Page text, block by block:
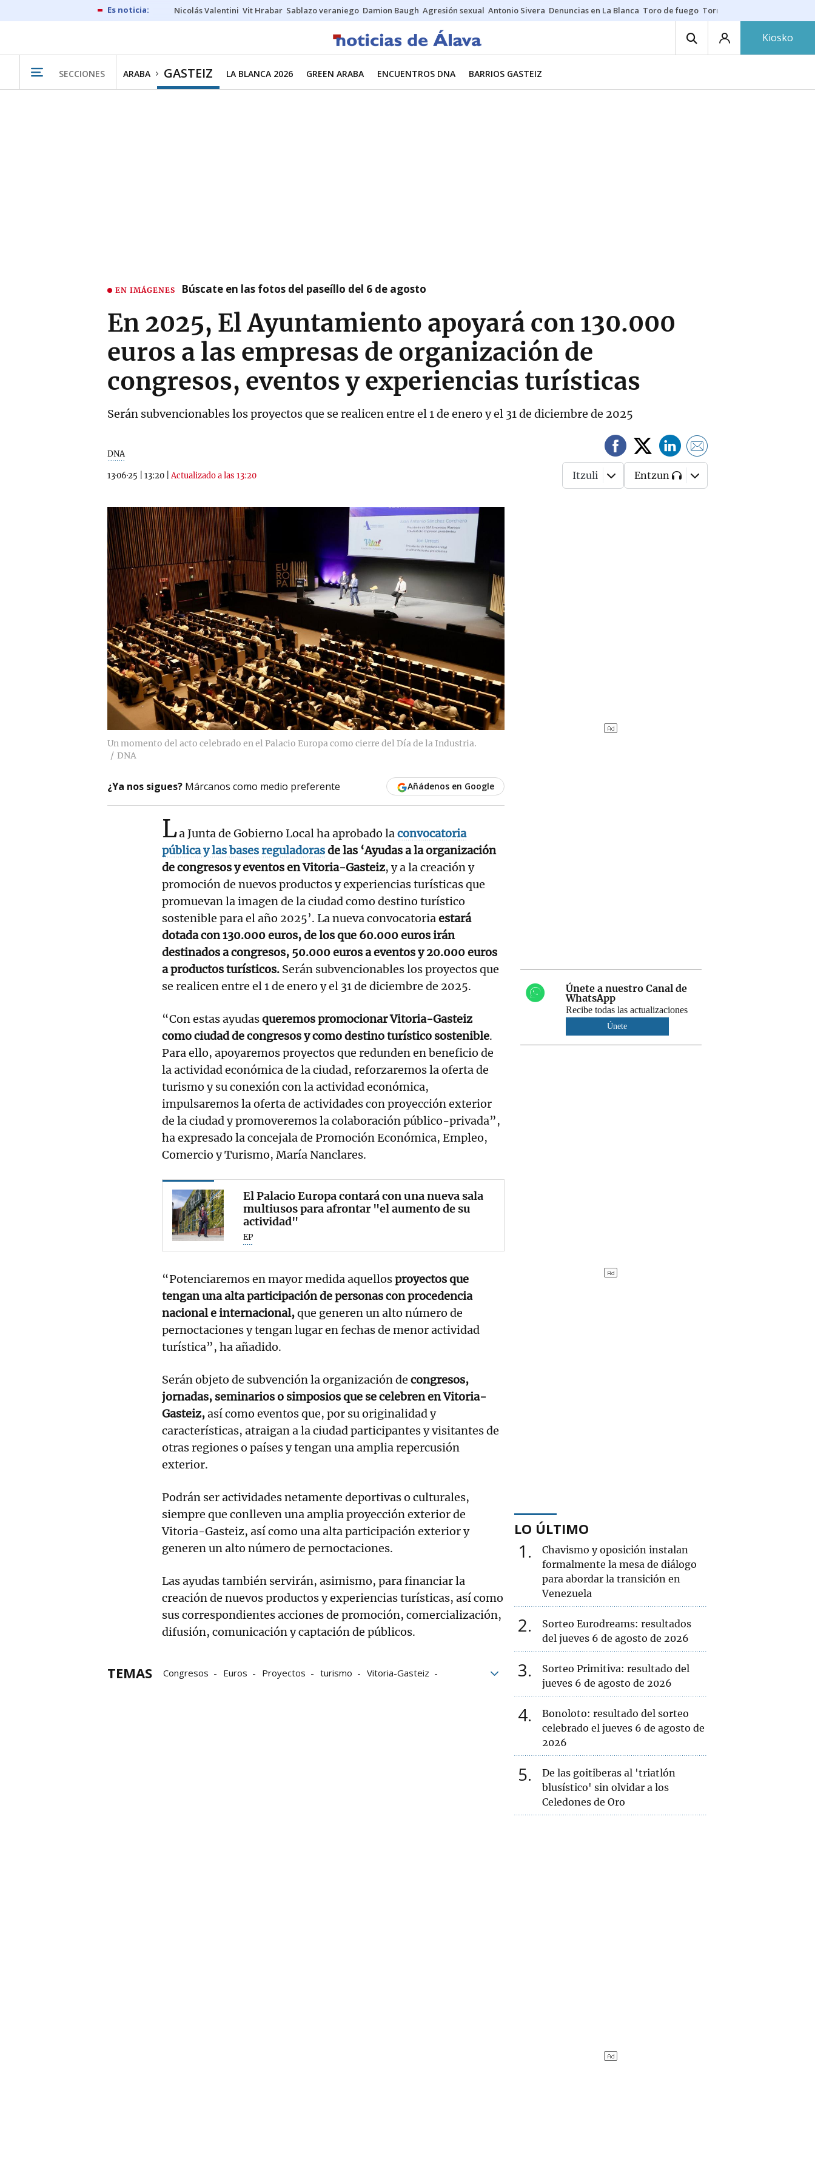
Nicolás Valentini Vit Hrabar Sablazo veraniego Damion Baugh Agresión sexual Antonio Sivera Denuncias en La Blanca Toro de fuego Tornike Shengelia
Kiosko
SECCIONES ARABA GASTEIZ LA BLANCA 2026 GREEN ARABA ENCUENTROS DNA BARRIOS GASTEIZ
EN IMÁGENES Búscate en las fotos del paseíllo del 6 de agosto
En 2025, El Ayuntamiento apoyará con 130.000
euros a las empresas de organización de
congresos, eventos y experiencias turísticas
Serán subvencionables los proyectos que se realicen entre el 1 de enero y el 31 de diciembre de 2025
DNA
13·06·25 13:20 |Actualizado a las 13:20 Itzuli Entzun
Un momento del acto celebrado en el Palacio Europa como cierre del Día de la Industria.
DNA
¿Ya nos sigues? Márcanos como medio preferente Añádenos en Google
La Junta de Gobierno Local ha aprobado laconvocatoria
pública y las bases reguladorasde las ‘Ayudas a la organización
de congresos y eventos en Vitoria-Gasteiz, y a la creación y
promoción de nuevos productos y experiencias turísticas que
promuevan la imagen de la ciudad como destino turístico
sostenible para el año 2025’. La nueva convocatoriaestará
dotada con 130.000 euros, de los que 60.000 euros irán
destinados a congresos, 50.000 euros a eventos y 20.000 euros
a productos turísticos. Serán subvencionables los proyectos que
se realicen entre el 1 de enero y el 31 de diciembre de 2025.
“Con estas ayudasqueremos promocionar Vitoria-Gasteiz
como ciudad de congresos y como destino turístico sostenible.
Para ello, apoyaremos proyectos que redunden en beneficio de
la actividad económica de la ciudad, reforzaremos la oferta de
turismo y su conexión con la actividad económica,
impulsaremos la oferta de actividades con proyección exterior
de la ciudad y promoveremos la colaboración público-privada”,
ha expresado la concejala de Promoción Económica, Empleo,
Comercio y Turismo, María Nanclares.
El Palacio Europa contará con una nueva sala
multiusos para afrontar "el aumento de su
actividad"
EP
“Potenciaremos en mayor medida aquellosproyectos que
tengan una alta participación de personas con procedencia
nacional e internacional,que generen un alto número de
pernoctaciones y tengan lugar en fechas de menor actividad
turística”, ha añadido.
Serán objeto de subvención la organización de congresos,
jornadas, seminarios o simposios que se celebren en Vitoria-
Gasteiz,así como eventos que, por su originalidad y
características, atraigan a la ciudad participantes y visitantes de
otras regiones o países y tengan una amplia repercusión
exterior.
Podrán ser actividades netamente deportivas o culturales,
siempre que conlleven una amplia proyección exterior de
Vitoria-Gasteiz, así como una alta participación exterior y
generen un alto número de pernoctaciones.
Las ayudas también servirán, asimismo, para financiar la
creación de nuevos productos y experiencias turísticas, así como
sus correspondientes acciones de promoción, comercialización,
difusión, comunicación y captación de públicos.
TEMAS Congresos Euros Proyectos turismo
Vitoria-Gasteiz
Únete a nuestro Canal de
WhatsApp
Recibe todas las actualizaciones
Únete
LO ÚLTIMO
1
Chavismo y oposición instalan
formalmente la mesa de diálogo
para abordar la transición en
Venezuela
2
Sorteo Eurodreams: resultados
del jueves 6 de agosto de 2026
3
Sorteo Primitiva: resultado del
jueves 6 de agosto de 2026
4
Bonoloto: resultado del sorteo
celebrado el jueves 6 de agosto de
2026
5
De las goitiberas al 'triatlón
blusístico' sin olvidar a los
Celedones de Oro